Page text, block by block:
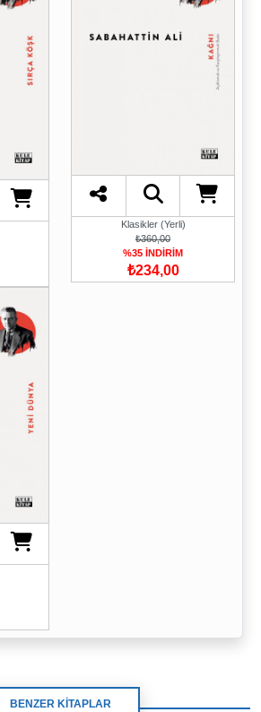
Klasikler (Yerli)
₺360,00
%35 İNDİRİM
₺234,00
BENZER KİTAPLAR